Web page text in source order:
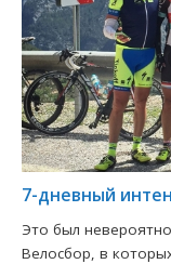
​7-дневный
Это был
Велосбор, в